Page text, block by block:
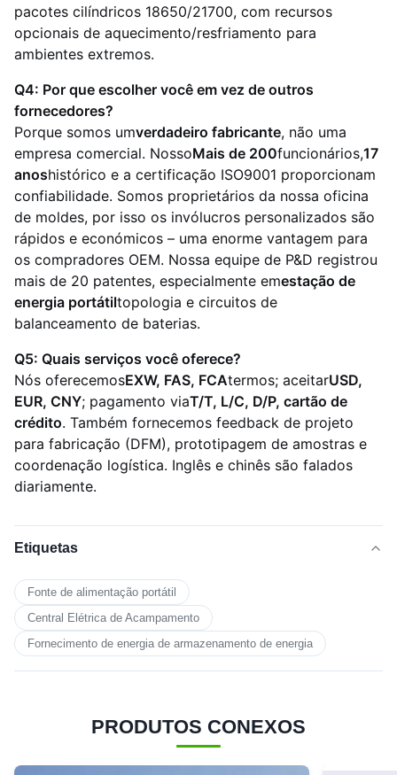
pacotes cilíndricos 18650/21700, com recursos
opcionais de aquecimento/resfriamento para
ambientes extremos.
Q4: Por que escolher você em vez de outros
fornecedores?
Porque somos umverdadeiro fabricante, não uma
empresa comercial. NossoMais de 200funcionários,17
anoshistórico e a certificação ISO9001 proporcionam
confiabilidade. Somos proprietários da nossa oficina
de moldes, por isso os invólucros personalizados são
rápidos e económicos – uma enorme vantagem para
os compradores OEM. Nossa equipe de P&D registrou
mais de 20 patentes, especialmente emestação de
energia portátiltopologia e circuitos de
balanceamento de baterias.
Q5: Quais serviços você oferece?
Nós oferecemosEXW, FAS, FCAtermos; aceitarUSD,
EUR, CNY; pagamento viaT/T, L/C, D/P, cartão de
crédito. Também fornecemos feedback de projeto
para fabricação (DFM), prototipagem de amostras e
coordenação logística. Inglês e chinês são falados
diariamente.
Etiquetas
Fonte de alimentação portátil
Central Elétrica de Acampamento
Fornecimento de energia de armazenamento de energia
PRODUTOS CONEXOS